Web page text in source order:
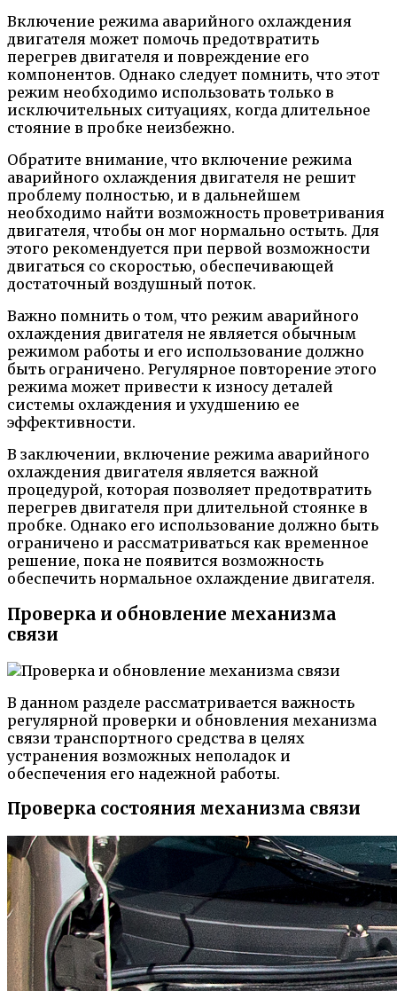
Включение режима аварийного охлаждения
двигателя может помочь предотвратить
перегрев двигателя и повреждение его
компонентов. Однако следует помнить, что этот
режим необходимо использовать только в
исключительных ситуациях, когда длительное
стояние в пробке неизбежно.
Обратите внимание, что включение режима
аварийного охлаждения двигателя не решит
проблему полностью, и в дальнейшем
необходимо найти возможность проветривания
двигателя, чтобы он мог нормально остыть. Для
этого рекомендуется при первой возможности
двигаться со скоростью, обеспечивающей
достаточный воздушный поток.
Важно помнить о том, что режим аварийного
охлаждения двигателя не является обычным
режимом работы и его использование должно
быть ограничено. Регулярное повторение этого
режима может привести к износу деталей
системы охлаждения и ухудшению ее
эффективности.
В заключении, включение режима аварийного
охлаждения двигателя является важной
процедурой, которая позволяет предотвратить
перегрев двигателя при длительной стоянке в
пробке. Однако его использование должно быть
ограничено и рассматриваться как временное
решение, пока не появится возможность
обеспечить нормальное охлаждение двигателя.
Проверка и обновление механизма
связи
В данном разделе рассматривается важность
регулярной проверки и обновления механизма
связи транспортного средства в целях
устранения возможных неполадок и
обеспечения его надежной работы.
Проверка состояния механизма связи